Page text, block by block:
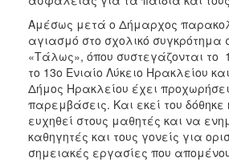
Αμέσως μετά ο Δήμαρχος
αγιασμό στο σχολικό συγκρότημα
«Τάλως», όπου συστεγάζονται το
το 13ο Ενιαίο Λύκειο Ηρακλείου
Δήμος Ηρακλείου έχει
παρεμβάσεις. Και εκεί του
ευχηθεί στους μαθητές και να
καθηγητές και τους γονείς για
σημειακές εργασίες που